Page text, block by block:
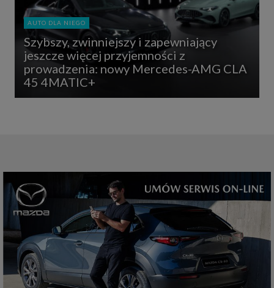
AUTO DLA NIEGO
Szybszy, zwinniejszy i zapewniający
jeszcze więcej przyjemności z
prowadzenia: nowy Mercedes-AMG CLA
45 4MATIC+